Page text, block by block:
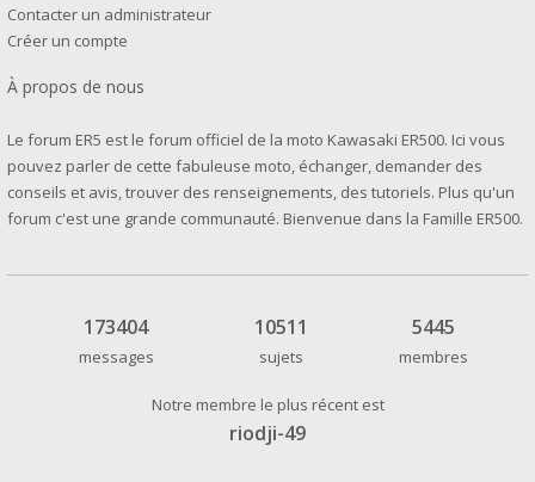
Contacter un administrateur
Créer un compte
À propos de nous
Le forum ER5 est le forum officiel de la moto Kawasaki ER500. Ici vous
pouvez parler de cette fabuleuse moto, échanger, demander des
conseils et avis, trouver des renseignements, des tutoriels. Plus qu'un
forum c'est une grande communauté. Bienvenue dans la Famille ER500.
173404
messages
10511
sujets
5445
membres
Notre membre le plus récent est
riodji-49